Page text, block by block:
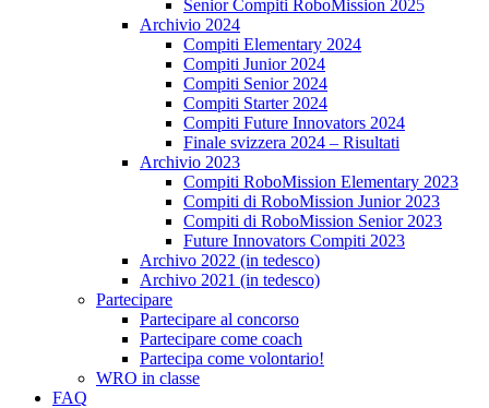
Senior Compiti RoboMission 2025
Archivio 2024
Compiti Elementary 2024
Compiti Junior 2024
Compiti Senior 2024
Compiti Starter 2024
Compiti Future Innovators 2024
Finale svizzera 2024 – Risultati
Archivio 2023
Compiti RoboMission Elementary 2023
Compiti di RoboMission Junior 2023
Compiti di RoboMission Senior 2023
Future Innovators Compiti 2023
Archivo 2022 (in tedesco)
Archivo 2021 (in tedesco)
Partecipare
Partecipare al concorso
Partecipare come coach
Partecipa come volontario!
WRO in classe
FAQ